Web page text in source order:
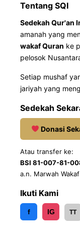
Tentang SQI
Sedekah Qur'an
amanah yang
wakaf Quran ke
pelosok
Setiap mushaf
jariyah yang
Sedekah
Donasi
Atau transfer ke:
BSI 81-007-81-
a.n. Marwah
Ikuti Kami
f IG TT